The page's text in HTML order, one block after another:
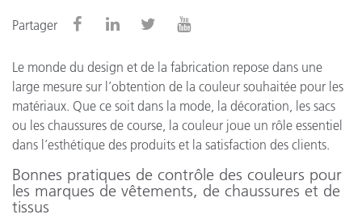
Partager
Le monde du design et de la fabrication repose dans une
large mesure sur l’obtention de la couleur souhaitée pour les
matériaux. Que ce soit dans la mode, la décoration, les sacs
ou les chaussures de course, la couleur joue un rôle essentiel
dans l’esthétique des produits et la satisfaction des clients.
Bonnes pratiques de contrôle des couleurs pour
les marques de vêtements, de chaussures et de
tissus